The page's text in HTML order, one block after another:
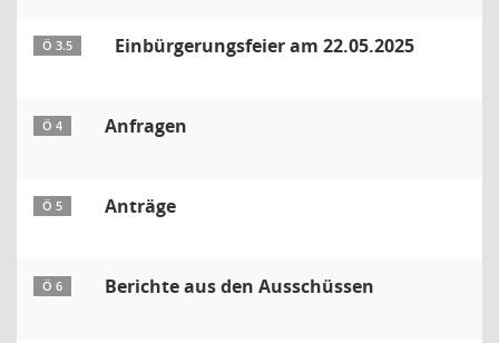
Ö 3.5 Einbürgerungsfeier am 22.05.2025
Ö 4 Anfragen
Ö 5 Anträge
Ö 6 Berichte aus den Ausschüssen